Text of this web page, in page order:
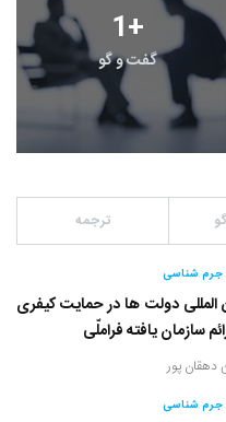
1+
گفت و گو
ترجمه
جرم شناسی
المللی دولت ها در حمایت کیفری
سازمان یافته فراملّی
دهقان پور
جرم شناسی